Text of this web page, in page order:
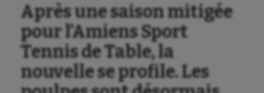
Après une saison mitigée
pour l’Amiens Sport
Tennis de Table, la
nouvelle se profile. Les